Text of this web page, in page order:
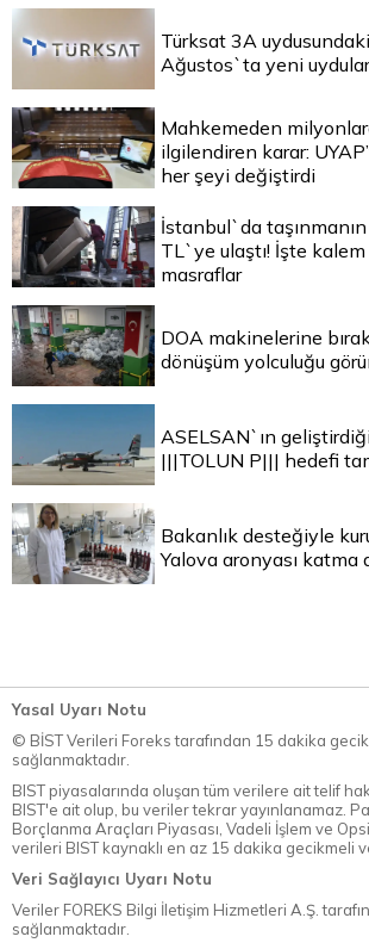
Türksat 3A
Ağustos`ta yeni
Mahkemeden
ilgilendiren karar:
her şeyi değiştirdi
İstanbul`da
TL`ye ulaştı! İşte
masraflar
DOA makinelerine
dönüşüm yolculuğu
ASELSAN`ın
|||TOLUN P||| hedefi
Bakanlık desteğiyle
Yalova aronyası katma
Yasal Uyarı Notu
© BİST Verileri Foreks tarafından 15 dakika
sağlanmaktadır.
BIST piyasalarında oluşan tüm verilere ait telif
BIST'e ait olup, bu veriler tekrar yayınlanamaz.
Borçlanma Araçları Piyasası, Vadeli İşlem ve
verileri BIST kaynaklı en az 15 dakika gecikmeli
Veri Sağlayıcı Uyarı Notu
Veriler FOREKS Bilgi İletişim Hizmetleri A.Ş.
sağlanmaktadır.